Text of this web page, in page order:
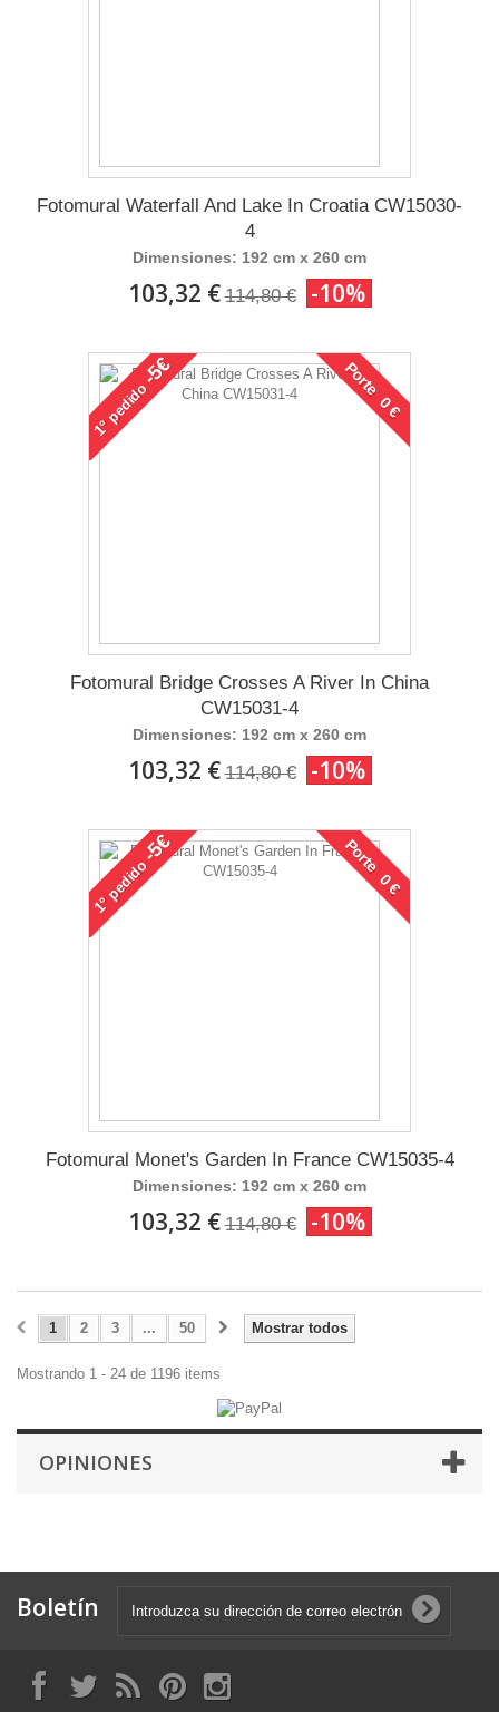
Fotomural Waterfall And Lake In Croatia CW15030-
4
Dimensiones: 192 cm x 260 cm
103,32 € 114,80 € -10%
1°
pedido
-5€ Porte 0 €
Fotomural Bridge Crosses A River In China
CW15031-4
Dimensiones: 192 cm x 260 cm
103,32 € 114,80 € -10%
1°
pedido
-5€ Porte 0 €
Fotomural Monet's Garden In France CW15035-4
Dimensiones: 192 cm x 260 cm
103,32 € 114,80 € -10%
Mostrar todos
1 2 3 ... 50
Mostrando 1 - 24 de 1196 items
OPINIONES
Boletín